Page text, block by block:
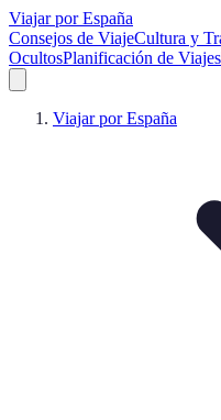
Viajar por España
Consejos de ViajeCultura y
OcultosPlanificación de Viajes
Viajar por España